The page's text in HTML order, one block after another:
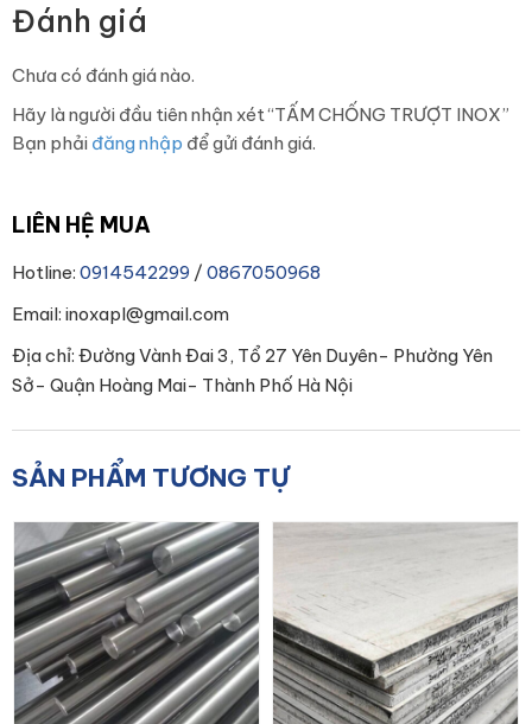
Đánh giá
Chưa có đánh giá nào.
Hãy là người đầu tiên nhận xét “TẤM CHỐNG TRƯỢT INOX”
Bạn phải đăng nhập để gửi đánh giá.
LIÊN HỆ MUA
Hotline: 0914542299 / 0867050968
Email: inoxapl@gmail.com
Địa chỉ: Đường Vành Đai 3, Tổ 27 Yên Duyên- Phường Yên
Sở- Quận Hoàng Mai- Thành Phố Hà Nội
SẢN PHẨM TƯƠNG TỰ